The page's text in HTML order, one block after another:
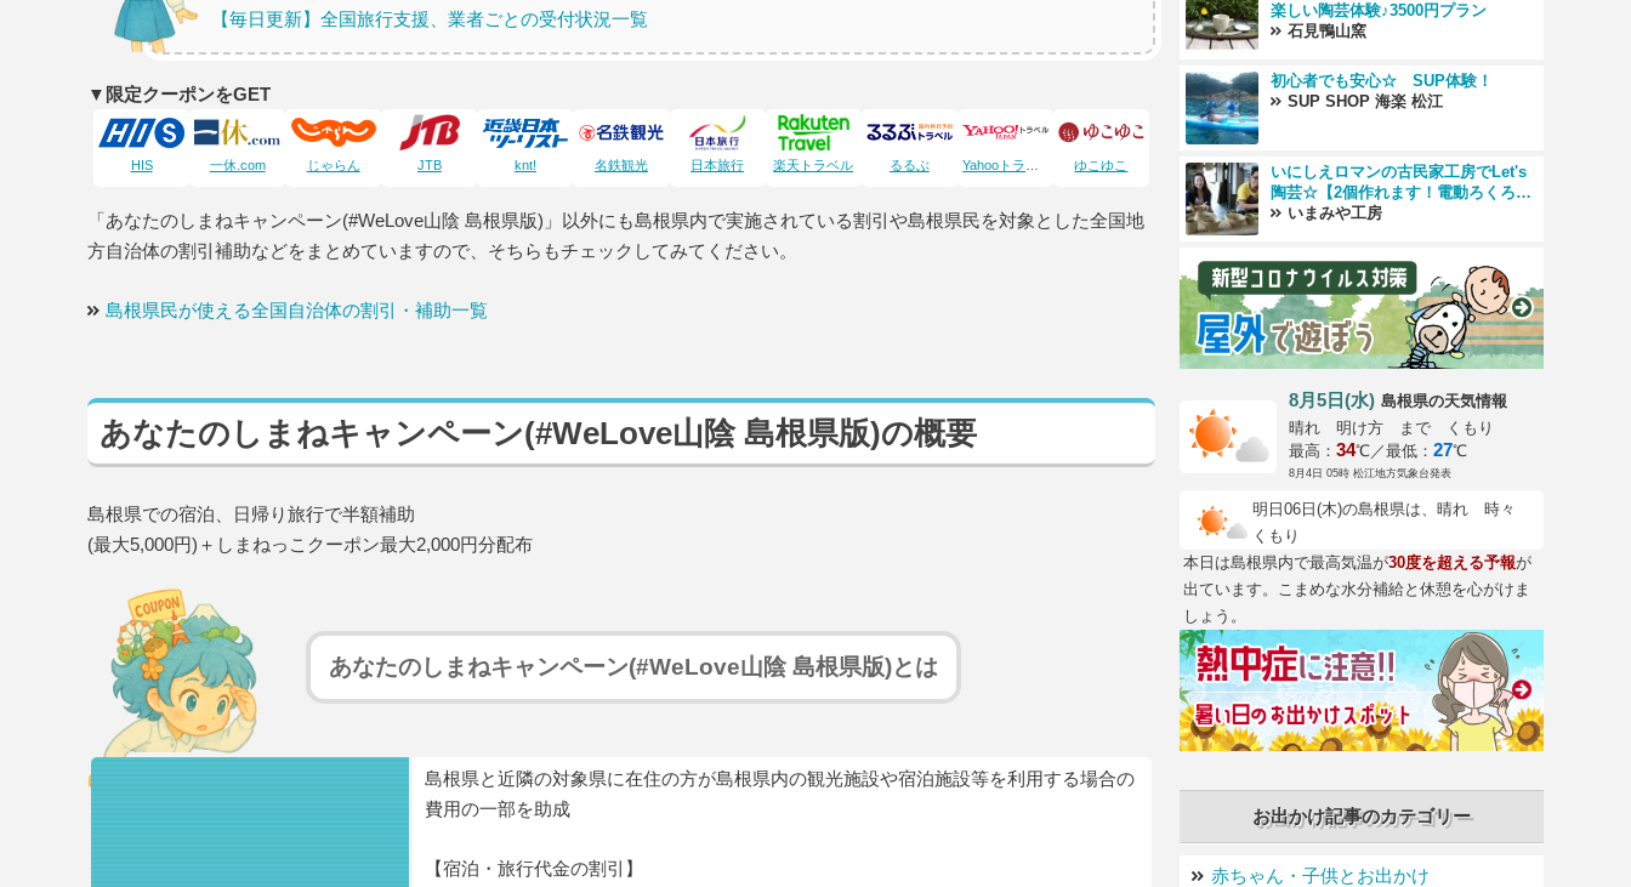
【毎日更新】全国旅行支援、業者ごとの受付状況一覧
▼限定クーポンをGET
HIS 一休.com じゃらん JTB knt! 名鉄観光 日本旅行 楽天トラベル るるぶ ゆこゆこ
「あなたのしまねキャンペーン(#WeLove山陰 島根県版)」以外にも島根県内で実施されている割引や島根県民を対象とした全国地
方自治体の割引補助などをまとめていますので、そちらもチェックしてみてください。
島根県民が使える全国自治体の割引・補助一覧
あなたのしまねキャンペーン(#WeLove山陰 島根県版)の概要
島根県での宿泊、日帰り旅行で半額補助
(最大5,000円)＋しまねっこクーポン最大2,000円分配布
あなたのしまねキャンペーン(#WeLove山陰 島根県版)とは
島根県と近隣の対象県に在住の方が島根県内の観光施設や宿泊施設等を利用する場合の
費用の一部を助成
【宿泊・旅行代金の割引】
楽しい陶芸体験♪3500円プラン
石見鴨山窯
初心者でも安心☆ SUP体験！
SUP SHOP 海楽 松江
いにしえロマンの古民家工房でLet's
陶芸☆【2個作れます！電動ろくろコ
ース】
いまみや工房
8月5日(水) 島根県の天気情報
晴れ 明け方 まで くもり
最高： 34℃／最低： 27℃
8月4日 05時 松江地方気象台発表
明日06日(木)の島根県は、晴れ 時々
くもり
本日は島根県内で最高気温が30度を超える予報が
出ています。こまめな水分補給と休憩を心がけま
しょう。
お出かけ記事のカテゴリー
赤ちゃん・子供とお出かけ